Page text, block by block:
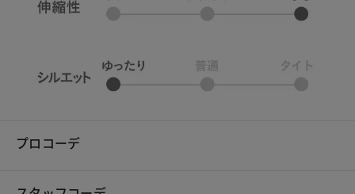
プロコーデ